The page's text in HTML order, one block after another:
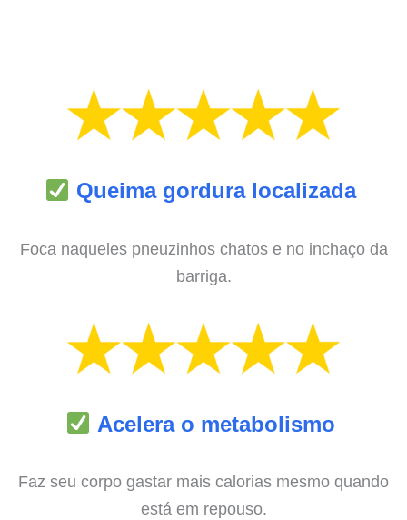
Queima gordura localizada
Foca naqueles pneuzinhos chatos e no inchaço da
barriga.
Acelera o metabolismo
Faz seu corpo gastar mais calorias mesmo quando
está em repouso.